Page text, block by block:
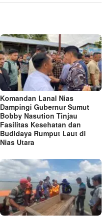
Komandan Lanal Nias
Dampingi Gubernur Sumut
Bobby Nasution Tinjau
Fasilitas Kesehatan dan
Budidaya Rumput Laut di
Nias Utara